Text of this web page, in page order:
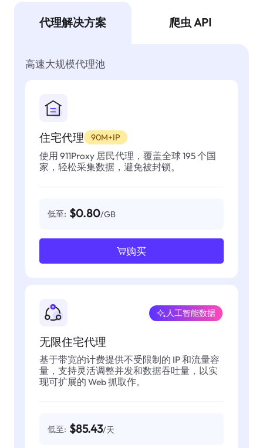
代理解决方案 爬虫 API
高速大规模代理池
住宅代理 90M+IP
使用 911Proxy 居民代理，覆盖全球 195 个国
家，轻松采集数据，避免被封锁。
低至: $0.80/GB
购买
无限住宅代理
人工智能数据
基于带宽的计费提供不受限制的 IP 和流量容
量，支持灵活调整并发和数据吞吐量，以实
现可扩展的 Web 抓取作。
低至: $85.43/天